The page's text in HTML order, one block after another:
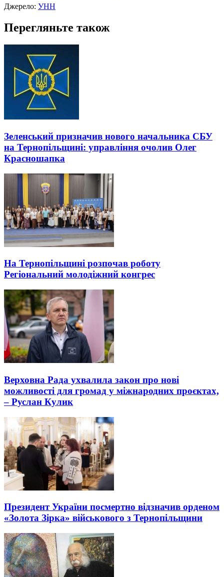
Джерело: УНН
Перегляньте також
Зеленський призначив нового начальника СБУ
на Тернопільщині: управління очолив Олег
Красношапка
На Тернопільщині розпочав роботу
Регіональний молодіжний конгрес
Верховна Рада ухвалила закон про нові
можливості для громад у міжнародних проєктах,
– Руслан Кулик
Президент України посмертно відзначив орденом
«Золота Зірка» військового з Тернопільщини